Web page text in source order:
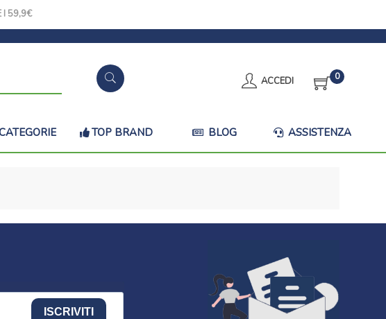
I 59,9
ACCEDI 0
TOP BRAND BLOG ASSISTENZA
ISCRIVITI